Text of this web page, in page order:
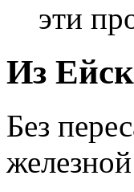
эти
Из
Без